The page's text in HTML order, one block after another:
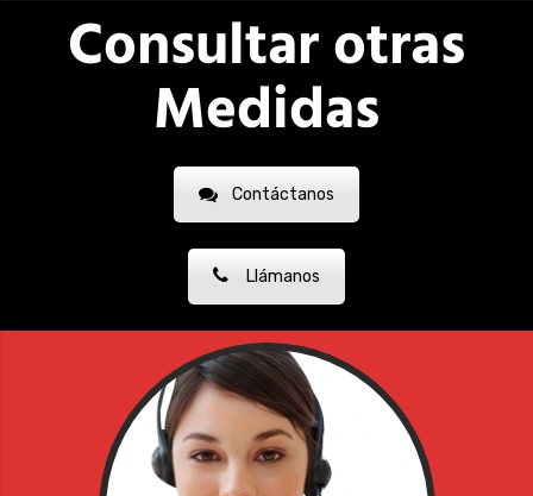
Consultar otras
Medidas
Contáctanos
Llámanos